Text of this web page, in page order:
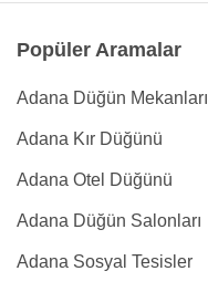
Popüler Aramalar
Adana Düğün Mekanları
Adana Kır Düğünü
Adana Otel Düğünü
Adana Düğün Salonları
Adana Sosyal Tesisler